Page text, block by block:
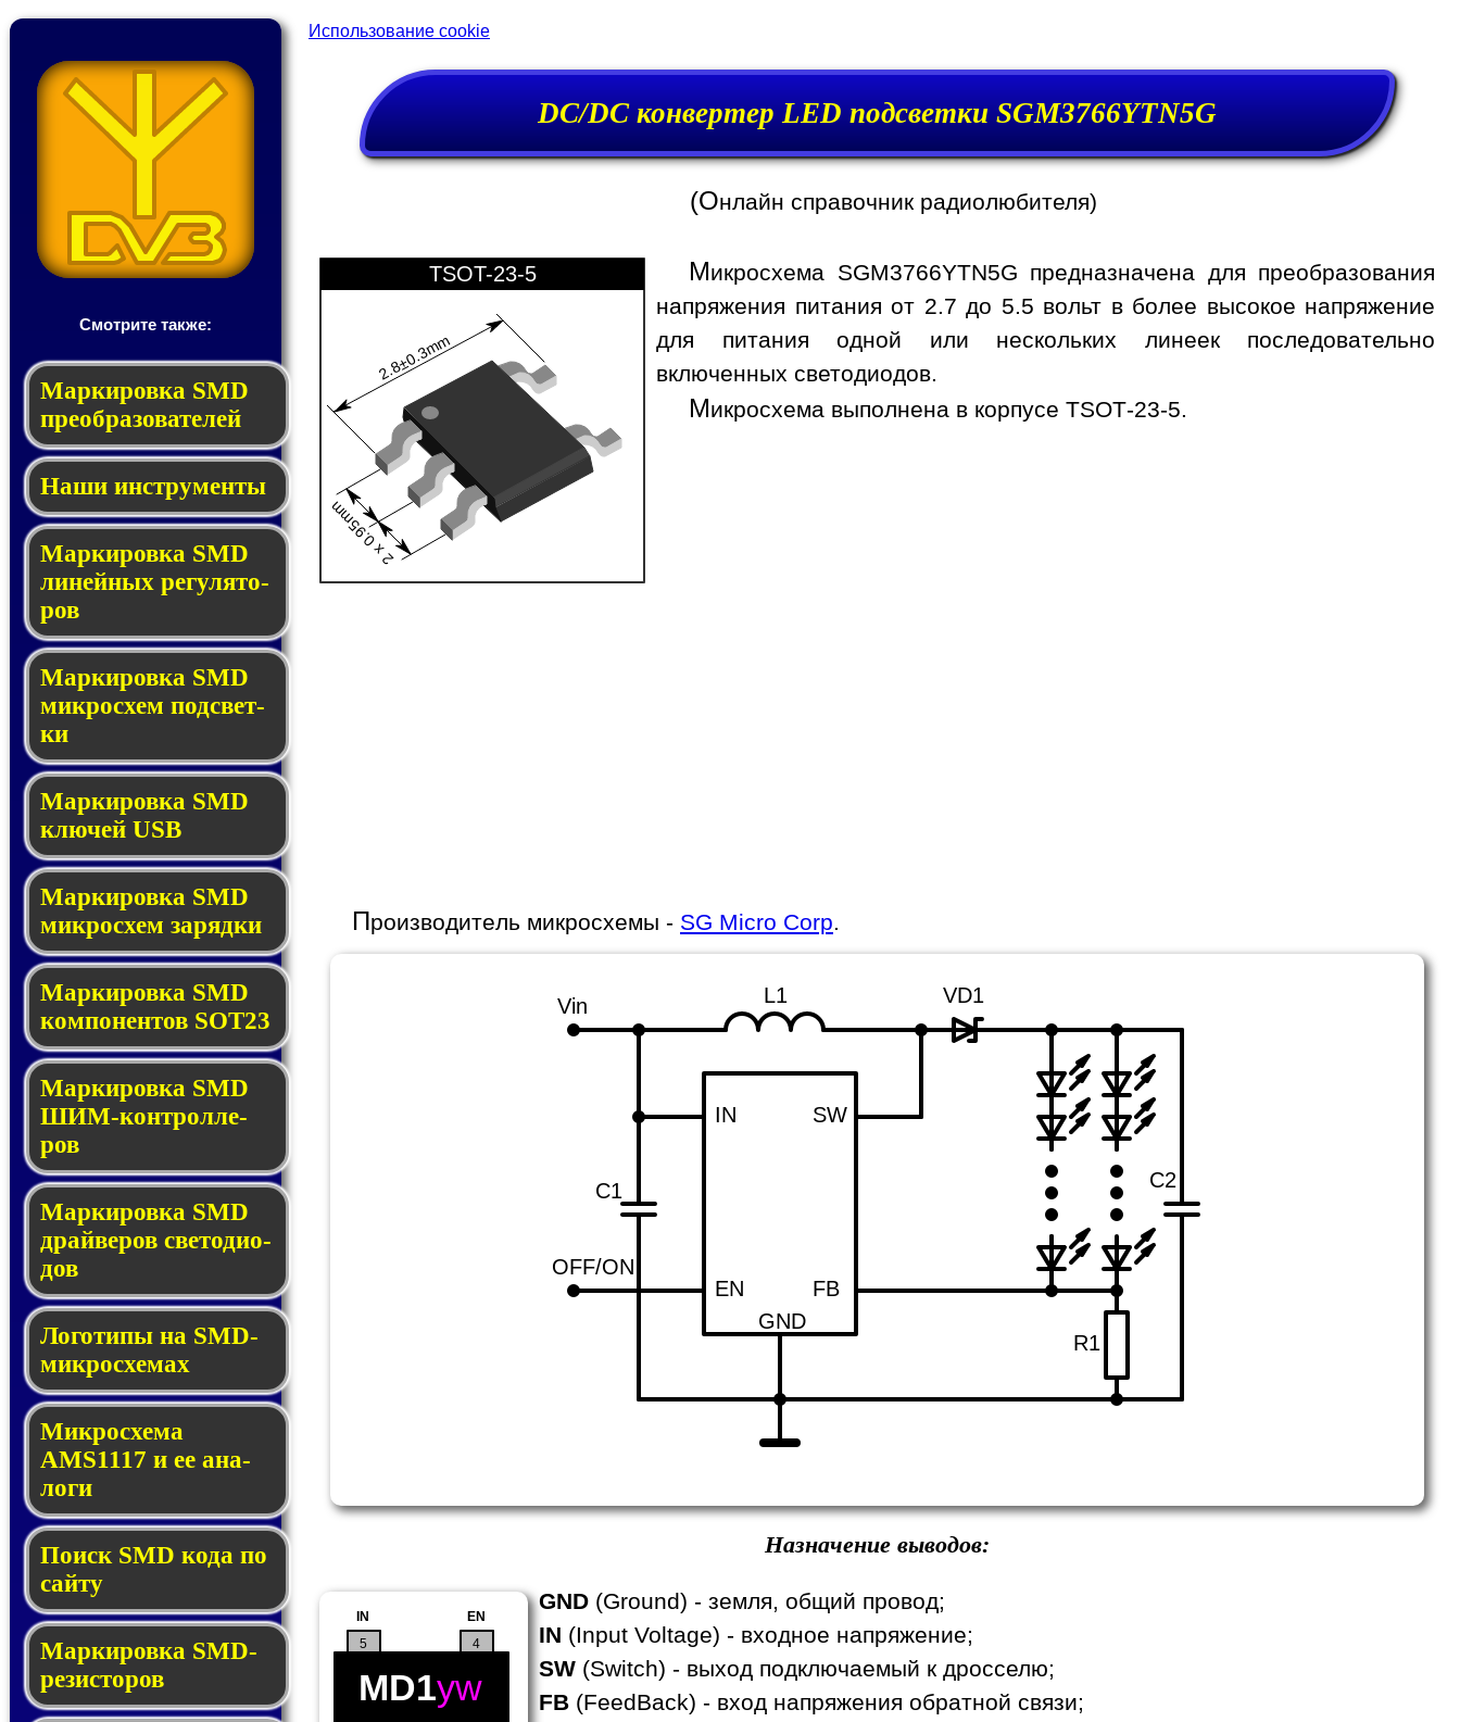
Смотрите также:
Мар­ки­ров­ка SMD
пре­об­ра­зо­ва­те­лей
Наши инструменты
Маркировка SMD
ли­ней­ных ре­гу­ля­то­
ров
Маркировка SMD
мик­ро­схем под­свет­
ки
Маркировка SMD
клю­чей USB
Маркировка SMD
мик­рос­хем за­ряд­ки
Маркировка SMD
ком­по­нен­тов SOT23
Маркировка SMD
ШИМ-кон­трол­ле­
ров
Маркировка SMD
драй­ве­ров све­то­ди­о­
дов
Логотипы на SMD-
мик­ро­схе­мах
Микросхема
AMS1117 и ее ана­
ло­ги
Поиск SMD ко­да по
сай­ту
Маркировка SMD-
ре­зис­то­ров
Использование cookie
DC/DC конвертер LED подсветки SGM3766YTN5G
(Онлайн справочник радиолюбителя)
2.8±0.3mm
2 x 0.95mm
TSOT-23-5 Микросхема SGM3766YTN5G предназначена для преобразования
напряжения питания от 2.7 до 5.5 вольт в более высокое напряжение
для питания одной или нескольких линеек последовательно
включенных светодиодов.
Микросхема выполнена в корпусе TSOT-23-5.
Производитель микросхемы - SG Micro Corp
Vin
C1
OFF/ON
L1 VD1
C2
IN
EN
GND
SW
FB
R1
Назначение выводов:
4
EN
5
IN
MD1yw
GND (Ground) - земля, общий провод;
IN (Input Voltage) - входное напряжение;
SW (Switch) - выход подключаемый к дросселю;
FB (FeedBack) - вход напряжения обратной связи;